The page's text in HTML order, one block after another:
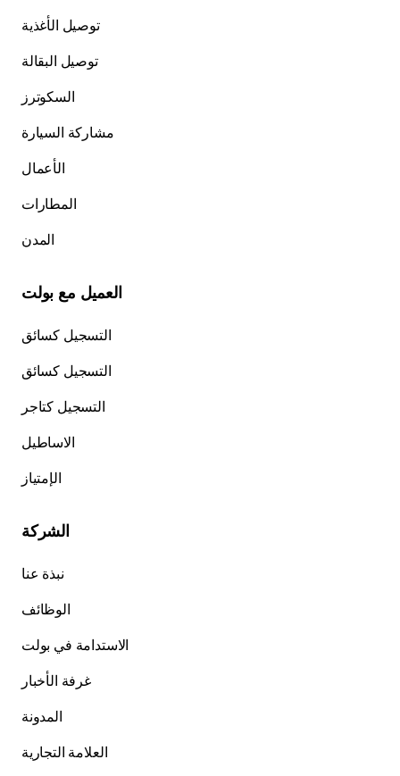
توصيل الأغذية
توصيل البقالة
السكوترز
مشاركة السيارة
الأعمال
المطارات
المدن
العميل مع بولت
التسجيل كسائق
التسجيل كسائق
التسجيل كتاجر
الاساطيل
الإمتياز
الشركة
نبذة عنا
الوظائف
الاستدامة في بولت
غرفة الأخبار
المدونة
العلامة التجارية